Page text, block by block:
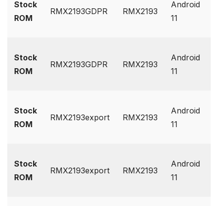
Stock
ROM
RMX2193GDPR RMX2193
Android
11
Stock
ROM
RMX2193GDPR RMX2193
Android
11
Stock
ROM
RMX2193export RMX2193
Android
11
Stock
ROM
RMX2193export RMX2193
Android
11